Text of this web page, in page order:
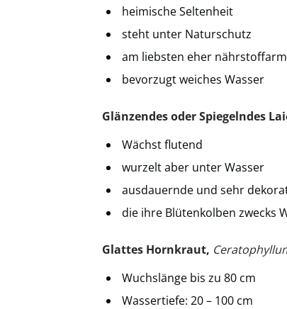
heimische Seltenheit
steht unter Naturschutz
am liebsten eher
bevorzugt weiches Wasser
Glänzendes oder Spiegelndes
Wächst flutend
wurzelt aber unter Wasser
ausdauernde und sehr
die ihre Blütenkolben zwecks
Glattes Hornkraut,
Wuchslänge bis zu 80 cm
Wassertiefe: 20 – 100 cm